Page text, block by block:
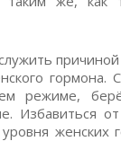
гормона.
режиме,
Избавиться
женских